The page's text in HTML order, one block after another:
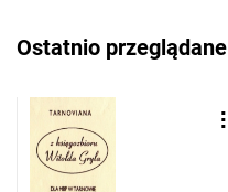
Ostatnio przeglądane